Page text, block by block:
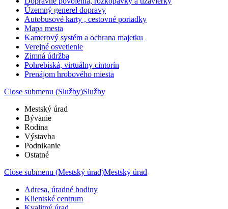
Územný generel dopravy
Autobusové karty , cestovné poriadky
Mapa mesta
Kamerový systém a ochrana majetku
Verejné osvetlenie
Zimná údržba
Pohrebiská, virtuálny cintorín
Prenájom hrobového miesta
Close submenu (Služby)Služby
Mestský úrad
Bývanie
Rodina
Výstavba
Podnikanie
Ostatné
Close submenu (Mestský úrad)Mestský úrad
Adresa, úradné hodiny
Klientské centrum